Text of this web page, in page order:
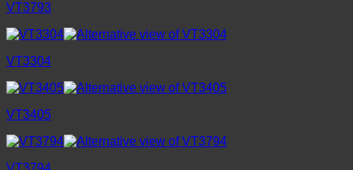
VT3793
VT3304
VT3405